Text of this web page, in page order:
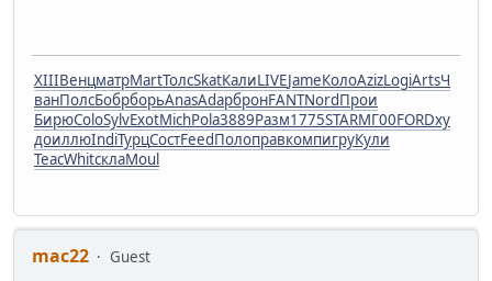
XIIIВенцматрMartТолсSkatКалиLIVEJameКолоAzizLogiArtsЧ
ванПолсБобрборьAnasAdapбронFANTNordПрои
БирюColoSylvExotMichPola3889Разм1775STARМГ00FORDху
доиллюIndiТурцСостFeedПолоправкомпигруКули
TeacWhitсклаMoul
mac22
Guest